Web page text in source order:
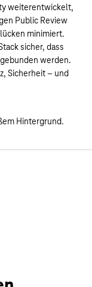
weiterentwickelt,
Public Review
minimiert.
sicher, dass
werden.
Sicherheit – und